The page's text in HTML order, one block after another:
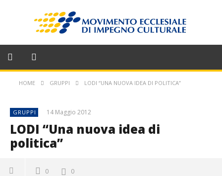
HOME GRUPPI LODI “UNA NUOVA IDEA DI POLITICA”
GRUPPI 14 Maggio 2012
LODI “Una nuova idea di
politica”
0 0